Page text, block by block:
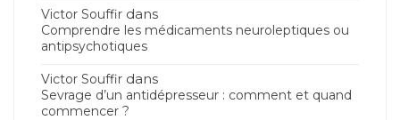
Victor Souffir dans
Comprendre les médicaments neuroleptiques ou
antipsychotiques
Victor Souffir dans
Sevrage d’un antidépresseur : comment et quand
commencer ?